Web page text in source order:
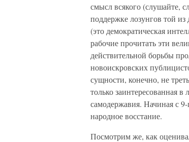
смысл всякого (слушайте,
поддержке лозунгов той
(это демократическая
рабочие прочитать эти
действительной борьбы
новоискровских
сущности, конечно, не
только заинтересованная в
самодержавия. Начиная с
народное восстание.
Посмотрим же, как